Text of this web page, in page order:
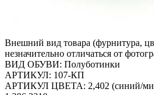
Внешний вид товара (фурнитура,
незначительно отличаться от
ВИД ОБУВИ: Полуботинки
АРТИКУЛ: 107-КП
АРТИКУЛ ЦВЕТА: 2,402 (синий/